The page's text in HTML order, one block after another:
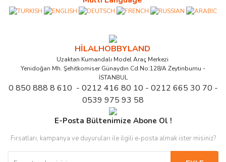
HİLALHOBBYLAND
Uzaktan Kumandalı Model Araç Merkezi
Yenidoğan Mh. Şehitkomiser Günaydın Cd.No:128/A Zeytinburnu -
İSTANBUL
0 850 888 8 610 - 0212 416 80 10 - 0212 665 30 70 -
0539 975 93 58
E-Posta Bültenimize Abone Ol !
Fırsatları, kampanya ve duyuruları ile ilgili e-posta almak ister misiniz?